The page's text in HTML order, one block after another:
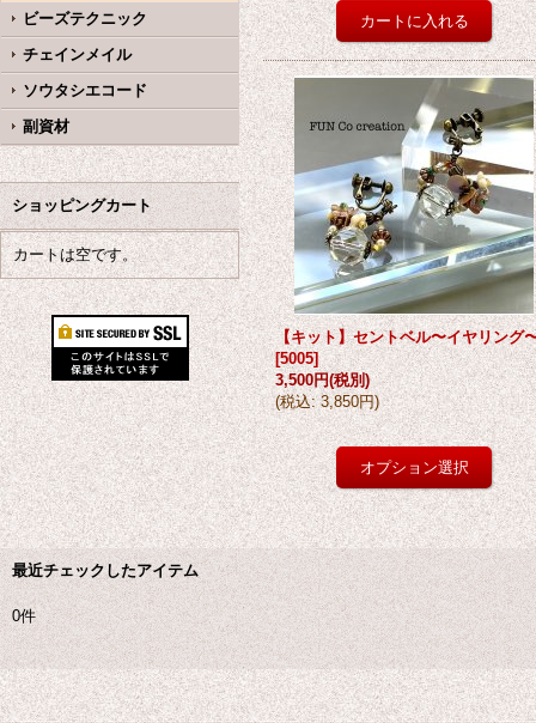
ビーズテクニック
チェインメイル
ソウタシエコード
副資材
ショッピングカート
カートは空です。
【キット】セントベル〜イヤリング
[5005]
3,500円(税別)
(税込: 3,850円)
最近チェックしたアイテム
0件